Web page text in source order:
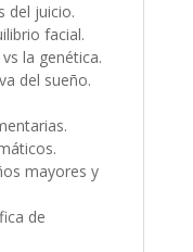
del juicio.
facial.
la genética.
del sueño.
mayores y
de